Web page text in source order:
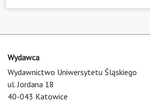
Wydawca
Wydawnictwo Uniwersytetu Śląskiego
ul. Jordana 18
40-043 Katowice